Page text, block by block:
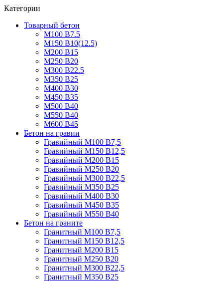
Категории
Товарный бетон
М100 В7.5
М150 В10(12.5)
М200 В15
М250 В20
М300 В22.5
М350 В25
М400 В30
М450 В35
М500 В40
М550 В40
М600 В45
Бетон на гравии
Гравийный М100 В7,5
Гравийный М150 В12,5
Гравийный М200 В15
Гравийный М250 В20
Гравийный М300 В22,5
Гравийный М350 В25
Гравийный М400 В30
Гравийный М450 В35
Гравийный М550 В40
Бетон на граните
Гранитный М100 В7,5
Гранитный М150 В12,5
Гранитный М200 В15
Гранитный М250 В20
Гранитный М300 В22,5
Гранитный М350 В25